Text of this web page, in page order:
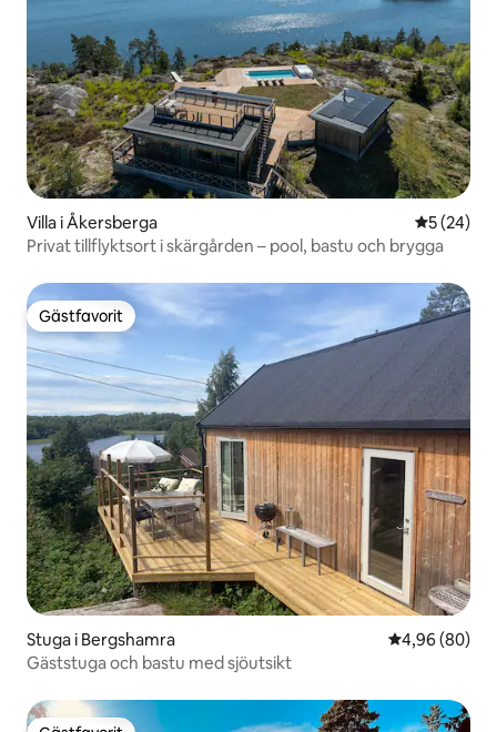
Villa i Åkersberga 5 av 5 i
5 (24)
Privat tillflyktsort i skärgården – pool, bastu och brygga
Gästfavorit
Gästfavorit
Stuga i Bergshamra 4,96 av 5 i
4,96 (80)
Gäststuga och bastu med sjöutsikt